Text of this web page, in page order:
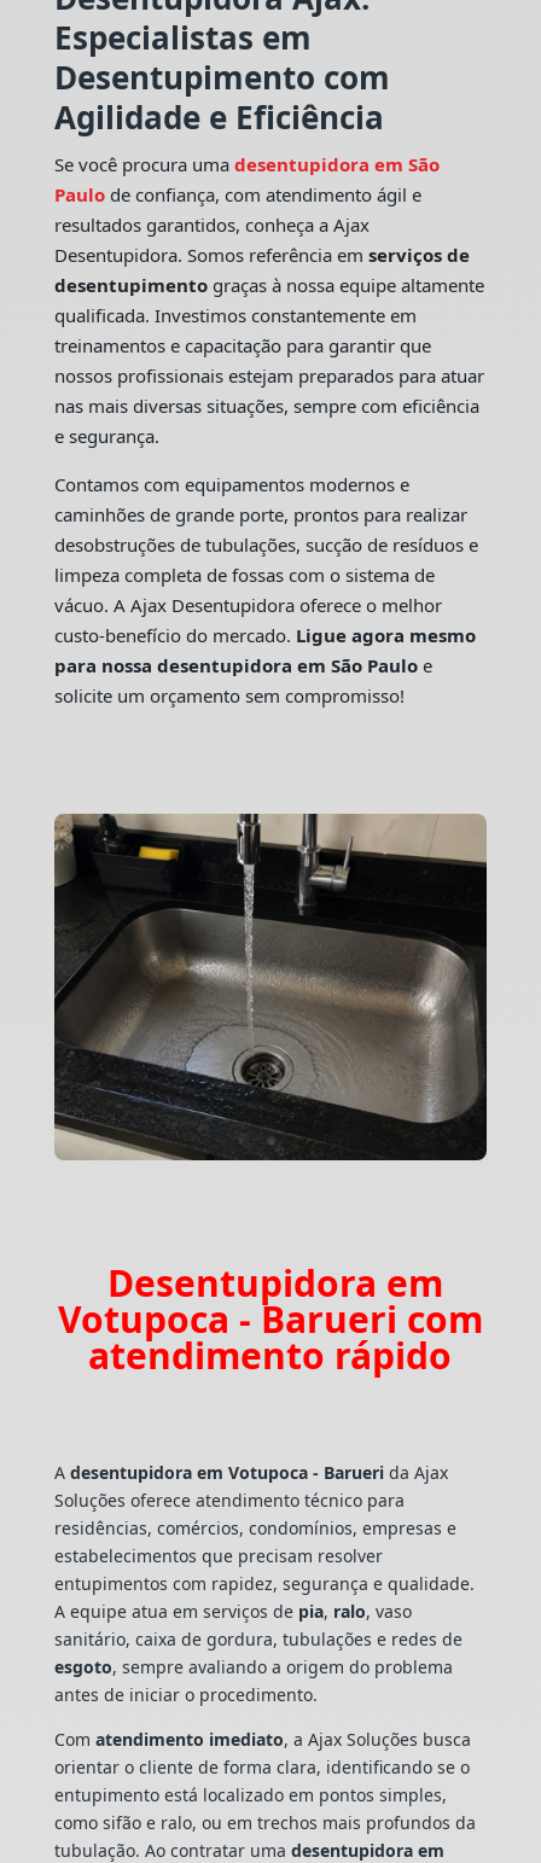
Especialistas em
Desentupimento com
Agilidade e Eficiência
Se você procura uma desentupidora em São
Paulo de confiança, com atendimento ágil e
resultados garantidos, conheça a Ajax
Desentupidora. Somos referência em serviços de
desentupimentograças à nossa equipe altamente
qualificada. Investimos constantemente em
treinamentos e capacitação para garantir que
nossos profissionais estejam preparados para atuar
nas mais diversas situações, sempre com eficiência
e segurança.
Contamos com equipamentos modernos e
caminhões de grande porte, prontos para realizar
desobstruções de tubulações, sucção de resíduos e
limpeza completa de fossas com o sistema de
vácuo. A Ajax Desentupidora oferece o melhor
custo-benefício do mercado. Ligue agora mesmo
para nossa desentupidora em São Pauloe
solicite um orçamento sem compromisso!
Desentupidora em
Votupoca - Barueri com
atendimento rápido
A desentupidora em Votupoca - Baruerida Ajax
Soluções oferece atendimento técnico para
residências, comércios, condomínios, empresas e
estabelecimentos que precisam resolver
entupimentos com rapidez, segurança e qualidade.
A equipe atua em serviços de pia, ralo, vaso
sanitário, caixa de gordura, tubulações e redes de
esgoto, sempre avaliando a origem do problema
antes de iniciar o procedimento.
Com atendimento imediato, a Ajax Soluções busca
orientar o cliente de forma clara, identificando se o
entupimento está localizado em pontos simples,
como sifão e ralo, ou em trechos mais profundos da
tubulação. Ao contratar uma desentupidora em